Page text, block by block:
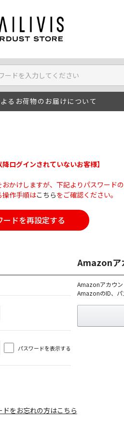
るお荷物のお届けについて
降ログインされていないお客様】
かけしますが、下記よりパスワード
作手順はこちらをご確認ください。
ードを再設定する
パスワードを表示する
ドをお忘れの方はこちら
Amazonア
Amazonアカウン
AmazonのID、パ